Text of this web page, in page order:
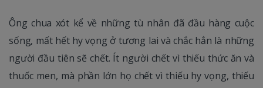
Ông chua xót kể về những tù nhân đã đầu hàng cuộc
sống, mất hết hy vọng ở tương lai và chắc hẳn là những
người đầu tiên sẽ chết. Ít người chết vì thiếu thức ăn và
thuốc men, mà phần lớn họ chết vì thiếu hy vọng, thiếu